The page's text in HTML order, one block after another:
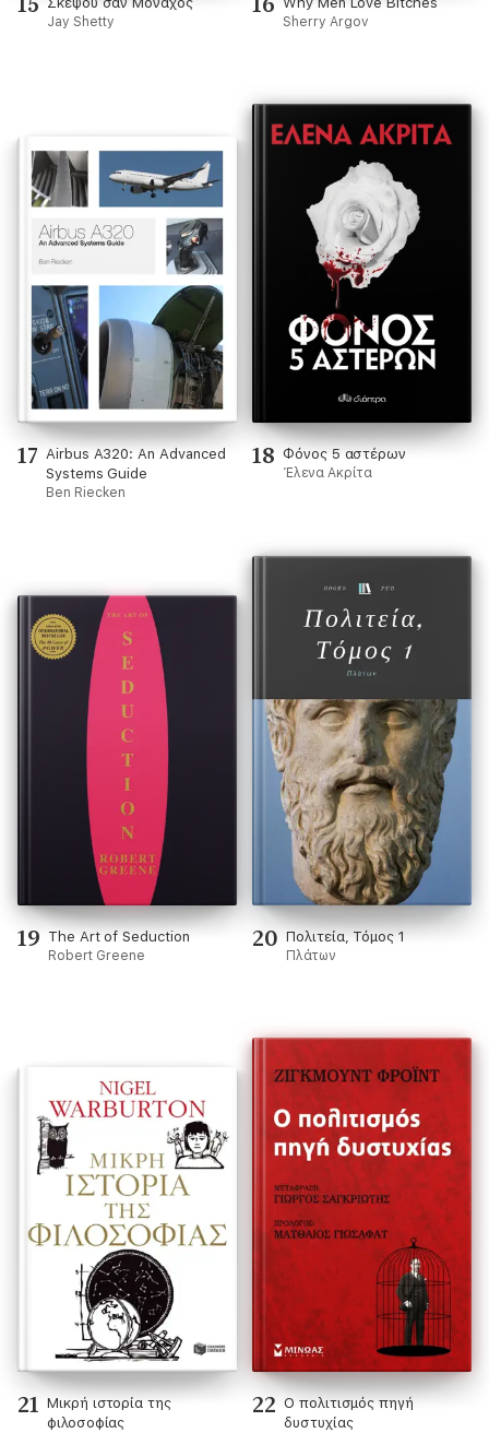
15
Jay Shetty
16
Sherry Argov
17 Airbus A320: An Advanced
Systems Guide
Ben Riecken
18 Φόνος 5 αστέρων
Έλενα Ακρίτα
19 The Art of Seduction
Robert Greene
20 Πολιτεία, Τόμος 1
Πλάτων
21 Μικρή ιστορία της
φιλοσοφίας
22 Ο πολιτισμός πηγή
δυστυχίας